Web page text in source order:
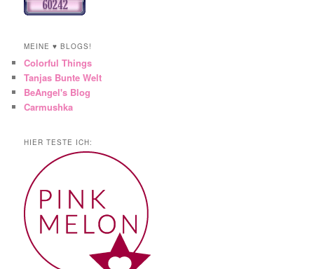
MEINE ♥ BLOGS!
Colorful Things
Tanjas Bunte Welt
BeAngel's Blog
Carmushka
HIER TESTE ICH: